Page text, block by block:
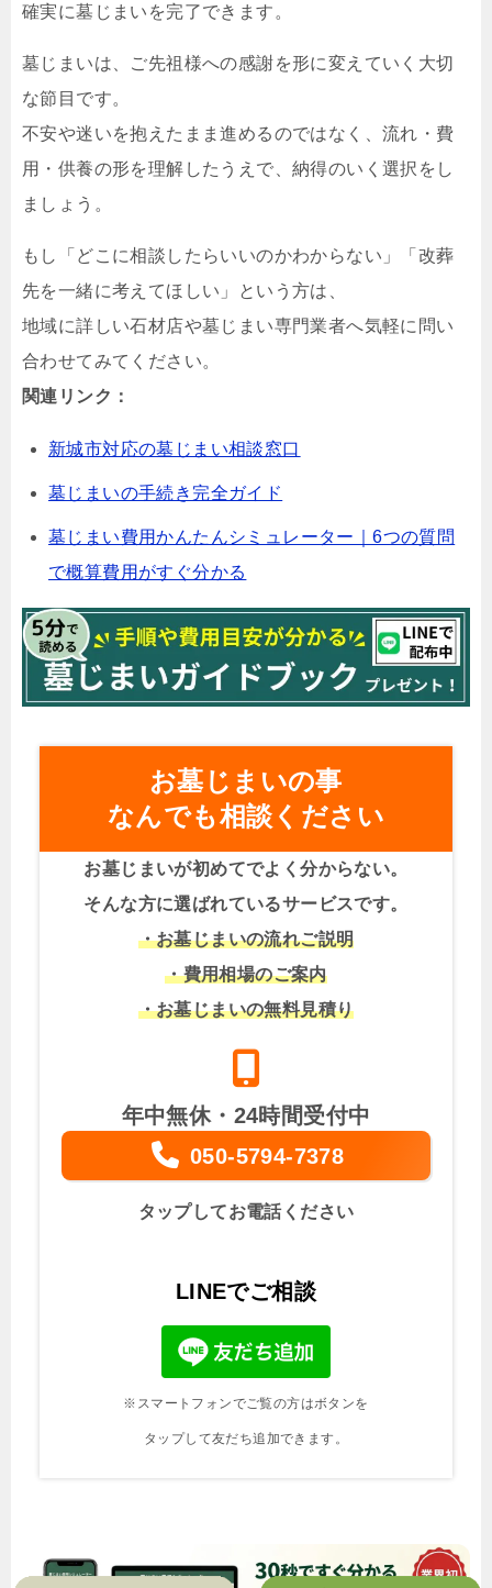
確実に墓じまいを完了できます。
墓じまいは、ご先祖様への感謝を形に変えていく大切
な節目です。
不安や迷いを抱えたまま進めるのではなく、流れ・費
用・供養の形を理解したうえで、納得のいく選択をし
ましょう。
もし「どこに相談したらいいのかわからない」「改葬
先を一緒に考えてほしい」という方は、
地域に詳しい石材店や墓じまい専門業者へ気軽に問い
合わせてみてください。
関連リンク：
新城市対応の墓じまい相談窓口
墓じまいの手続き完全ガイド
墓じまい費用かんたんシミュレーター｜6つの質問
で概算費用がすぐ分かる
お墓じまいの事
なんでも相談ください
お墓じまいが初めてでよく分からない。
そんな方に選ばれているサービスです。
・お墓じまいの流れご説明
・費用相場のご案内
・お墓じまいの無料見積り
年中無休・24時間受付中
050-5794-7378
タップしてお電話ください
LINEでご相談
※スマートフォンでご覧の方はボタンを
タップして友だち追加できます。